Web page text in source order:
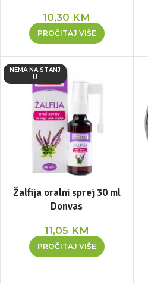
10,30 KM
PROČITAJ VIŠE
NEMA NA STANJ
U
Žalfija oralni sprej 30 ml
Donvas
11,05 KM
PROČITAJ VIŠE